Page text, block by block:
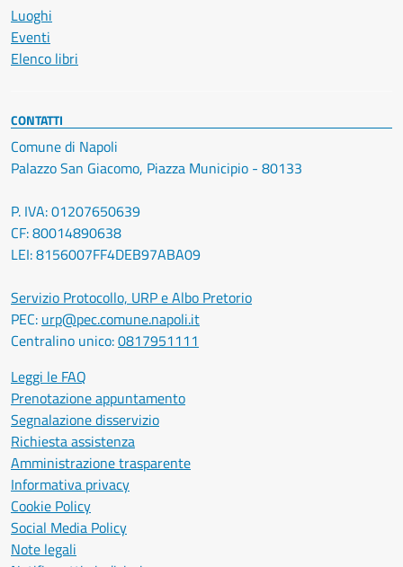
Luoghi
Eventi
Elenco libri
CONTATTI
Comune di Napoli
Palazzo San Giacomo, Piazza Municipio - 80133
P. IVA: 01207650639
CF: 80014890638
LEI: 8156007FF4DEB97ABA09
Servizio Protocollo, URP e Albo Pretorio
PEC: urp@pec.comune.napoli.it
Centralino unico:0817951111
Leggi le FAQ
Prenotazione appuntamento
Segnalazione disservizio
Richiesta assistenza
Amministrazione trasparente
Informativa privacy
Cookie Policy
Social Media Policy
Note legali